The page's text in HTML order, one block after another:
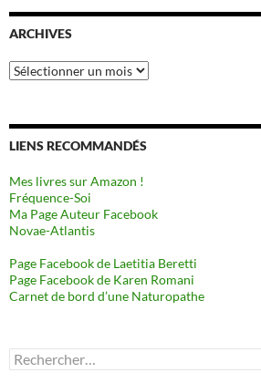
ARCHIVES
Archives
LIENS RECOMMANDÉS
Mes livres sur Amazon !
Fréquence-Soi
Ma Page Auteur Facebook
Novae-Atlantis
Page Facebook de Laetitia Beretti
Page Facebook de Karen Romani
Carnet de bord d’une Naturopathe
Rechercher :